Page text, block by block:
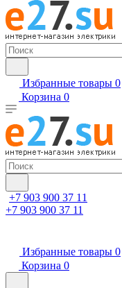
Избранные товары 0
Корзина 0
+7 903 900 37 11
+7 903 900 37 11
Избранные товары 0
Корзина 0